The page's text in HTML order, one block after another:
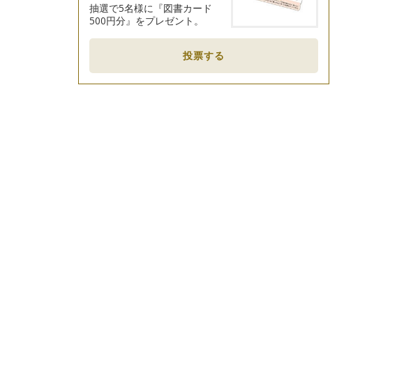
抽選で5名様に『図書カード
500円分』をプレゼント。
投票する